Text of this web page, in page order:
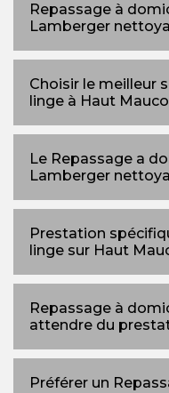
Repassage à
Lamberger
Choisir le meilleur
linge à Haut Mauco
Le Repassage a
Lamberger
Prestation
linge sur Haut
Repassage à
attendre du
Préférer un